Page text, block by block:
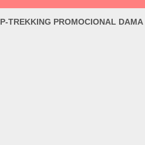
P-TREKKING PROMOCIONAL DAMA